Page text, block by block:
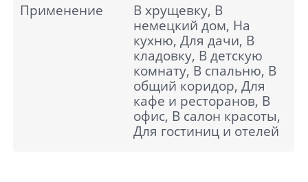
Применение
В хрущевку, В
немецкий дом, На
кухню, Для дачи, В
кладовку, В детскую
комнату, В спальню, В
общий коридор, Для
кафе и ресторанов, В
офис, В салон красоты,
Для гостиниц и отелей